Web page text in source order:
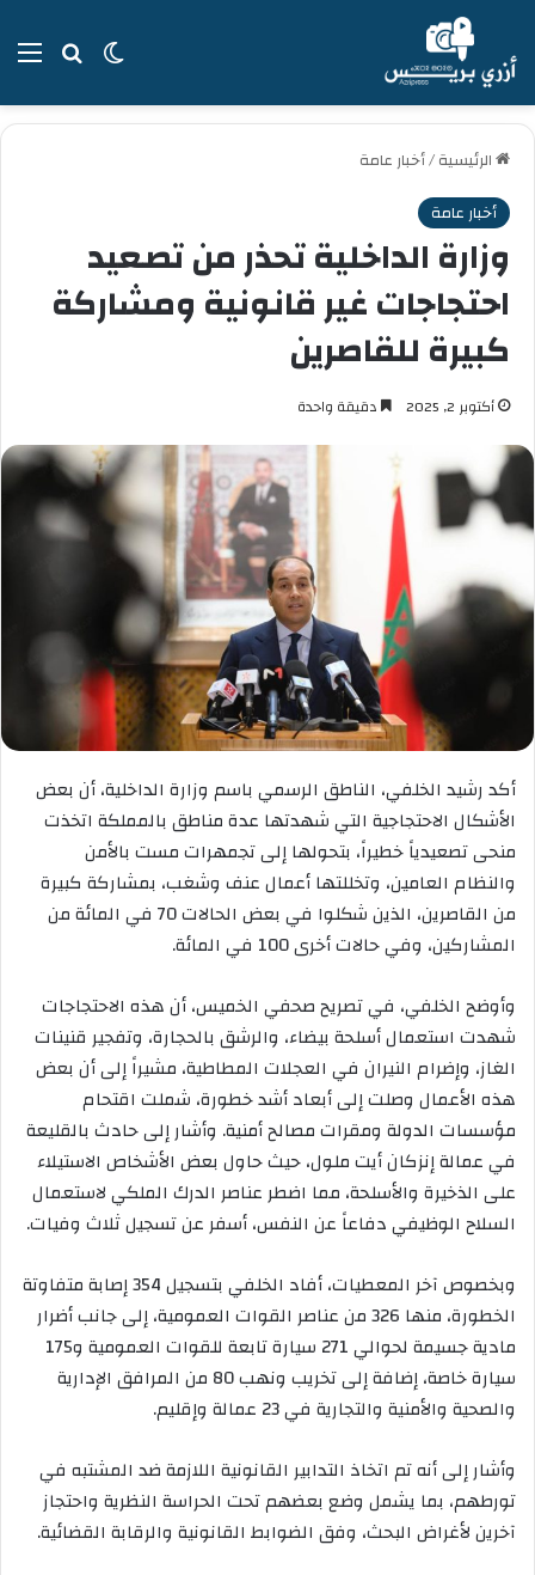
بحثالوضع
الرئيسية/أخبار عامة
أخبار عامة
وزارة الداخلية تحذر من تصعيد
احتجاجات غير قانونية ومشاركة
كبيرة للقاصرين
أكتوبر 2, 2025 دقيقة واحدة
أكد رشيد الخلفي، الناطق الرسمي باسم وزارة الداخلية، أن بعض
الأشكال الاحتجاجية التي شهدتها عدة مناطق بالمملكة اتخذت
منحى تصعيدياً خطيراً، بتحولها إلى تجمهرات مست بالأمن
والنظام العامين، وتخللتها أعمال عنف وشغب، بمشاركة كبيرة
من القاصرين، الذين شكلوا في بعض الحالات 70 في المائة من
المشاركين، وفي حالات أخرى 100 في المائة.
وأوضح الخلفي، في تصريح صحفي الخميس، أن هذه الاحتجاجات
شهدت استعمال أسلحة بيضاء، والرشق بالحجارة، وتفجير قنينات
الغاز، وإضرام النيران في العجلات المطاطية، مشيراً إلى أن بعض
هذه الأعمال وصلت إلى أبعاد أشد خطورة، شملت اقتحام
مؤسسات الدولة ومقرات مصالح أمنية. وأشار إلى حادث بالقليعة
في عمالة إنزكان أيت ملول، حيث حاول بعض الأشخاص الاستيلاء
على الذخيرة والأسلحة، مما اضطر عناصر الدرك الملكي لاستعمال
السلاح الوظيفي دفاعاً عن النفس، أسفر عن تسجيل ثلاث وفيات.
وبخصوص آخر المعطيات، أفاد الخلفي بتسجيل 354 إصابة متفاوتة
الخطورة، منها 326 من عناصر القوات العمومية، إلى جانب أضرار
مادية جسيمة لحوالي 271 سيارة تابعة للقوات العمومية و175
سيارة خاصة، إضافة إلى تخريب ونهب 80 من المرافق الإدارية
والصحية والأمنية والتجارية في 23 عمالة وإقليم.
وأشار إلى أنه تم اتخاذ التدابير القانونية اللازمة ضد المشتبه في
تورطهم، بما يشمل وضع بعضهم تحت الحراسة النظرية واحتجاز
آخرين لأغراض البحث، وفق الضوابط القانونية والرقابة القضائية.